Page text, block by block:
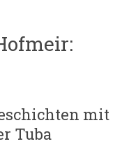
mit
Tuba